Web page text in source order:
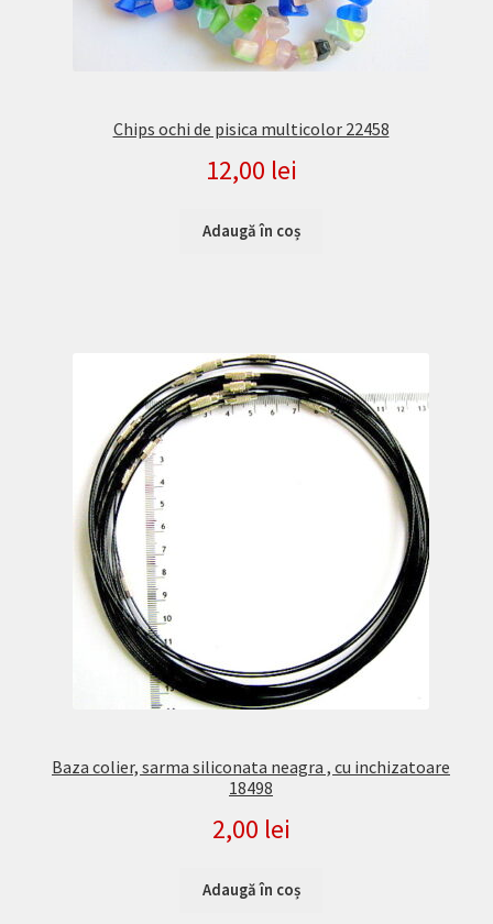
Chips ochi de pisica multicolor 22458
12,00 lei
Adaugă în coș
Baza colier, sarma siliconata neagra , cu inchizatoare
18498
2,00 lei
Adaugă în coș